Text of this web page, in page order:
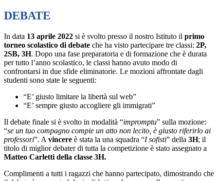
DEBATE
In data 13 aprile 2022 si è svolto presso il nostro Istituto il primo
torneo scolastico di debate che ha visto partecipare tre classi: 2P,
2SB, 3H. Dopo una fase preparatoria e di formazione che è durata
per tutto l’anno scolastico, le classi hanno avuto modo di
confrontarsi in due sfide eliminatorie. Le mozioni affrontate dagli
studenti sono state le seguenti:
“E’ giusto limitare la libertà sul web”
“E’ sempre giusto accogliere gli immigrati”
Il debate finale si è svolto in modalità “impromptu” sulla mozione:
“se un tuo compagno compie un atto non lecito, è giusto riferirlo ai
professori”. A vincere è stata la una squadra “I sofisti” della 3H; il
titolo di miglior debater di tutta la competizione è stato assegnato a
Matteo Carletti della classe 3H.
Complimenti a tutti i ragazzi che hanno partecipato, dimostrando che